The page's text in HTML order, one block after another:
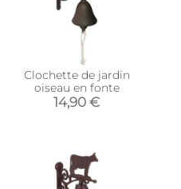
Clochette de jardin
oiseau en fonte
14,90 €